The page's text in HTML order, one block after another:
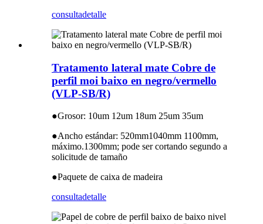
consultadetalle
Tratamento lateral mate Cobre de
perfil moi baixo en negro/vermello
(VLP-SB/R)
●Grosor: 10um 12um 18um 25um 35um
●Ancho estándar: 520mm1040mm 1100mm,
máximo.1300mm; pode ser cortando segundo a
solicitude de tamaño
●Paquete de caixa de madeira
consultadetalle